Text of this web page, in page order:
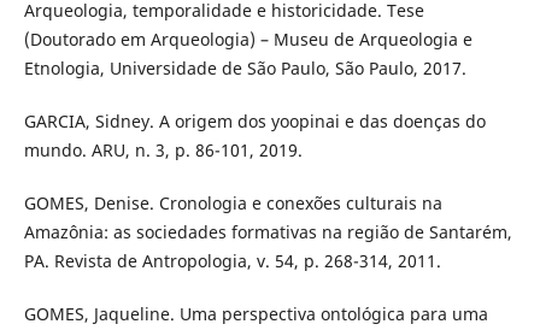
Arqueologia, temporalidade e historicidade. Tese
(Doutorado em Arqueologia) – Museu de Arqueologia e
Etnologia, Universidade de São Paulo, São Paulo, 2017.
GARCIA, Sidney. A origem dos yoopinai e das doenças do
mundo. ARU, n. 3, p. 86-101, 2019.
GOMES, Denise. Cronologia e conexões culturais na
Amazônia: as sociedades formativas na região de Santarém,
PA. Revista de Antropologia, v. 54, p. 268-314, 2011.
GOMES, Jaqueline. Uma perspectiva ontológica para uma